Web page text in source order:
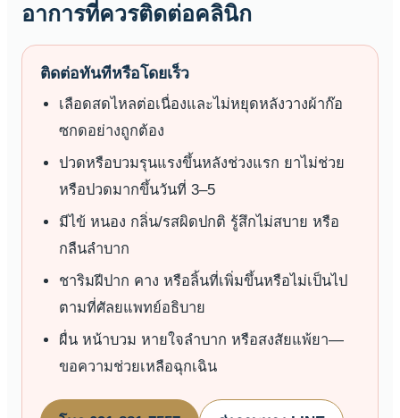
อาการที่ควรติดต่อคลินิก
ติดต่อทันทีหรือโดยเร็ว
เลือดสดไหลต่อเนื่องและไม่หยุดหลังวางผ้าก๊อ
ซกดอย่างถูกต้อง
ปวดหรือบวมรุนแรงขึ้นหลังช่วงแรก ยาไม่ช่วย
หรือปวดมากขึ้นวันที่ 3–5
มีไข้ หนอง กลิ่น/รสผิดปกติ รู้สึกไม่สบาย หรือ
กลืนลำบาก
ชาริมฝีปาก คาง หรือลิ้นที่เพิ่มขึ้นหรือไม่เป็นไป
ตามที่ศัลยแพทย์อธิบาย
ผื่น หน้าบวม หายใจลำบาก หรือสงสัยแพ้ยา—
ขอความช่วยเหลือฉุกเฉิน